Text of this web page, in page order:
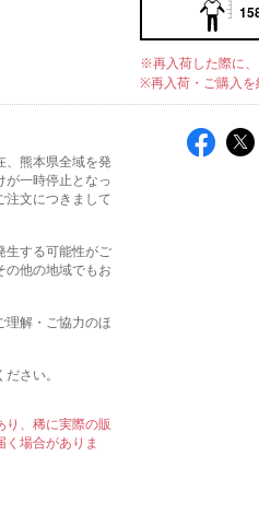
※再入荷した際に
※再入荷・ご購入を
、熊本県全域を発
が一時停止となっ
注文につきまして
生する可能性がご
の他の地域でもお
理解・ご協力のほ
さい。
り、稀に実際の販
場合がありま